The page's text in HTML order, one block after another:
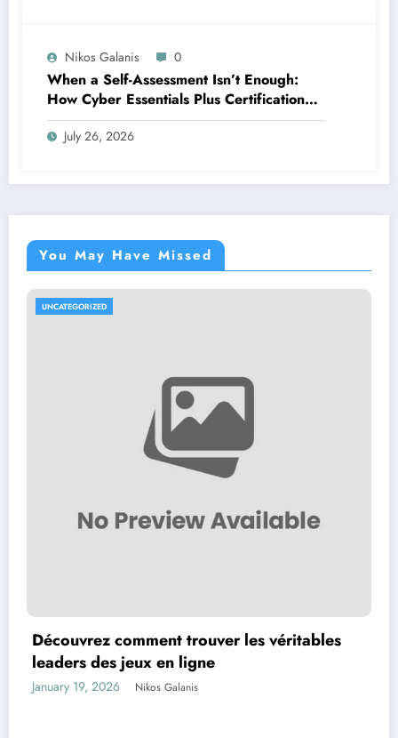
Nikos Galanis 0
When a Self-Assessment Isn’t Enough:
How Cyber Essentials Plus Certification
Proves Your Security Posture in the Real
World
July 26, 2026
You May Have Missed
UNCATEGORIZED
Découvrez comment trouver les véritables
leaders des jeux en ligne
January 19, 2026 Nikos Galanis